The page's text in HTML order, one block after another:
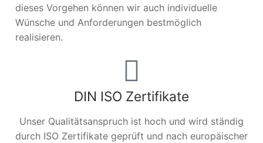
dieses Vorgehen können wir auch individuelle
Wünsche und Anforderungen bestmöglich
realisieren.
DIN ISO Zertifikate
Unser Qualitätsanspruch ist hoch und wird ständig
durch ISO Zertifikate geprüft und nach europäischer